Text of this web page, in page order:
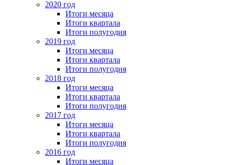
2020 год
Итоги месяца
Итоги квартала
Итоги полугодия
2019 год
Итоги месяца
Итоги квартала
Итоги полугодия
2018 год
Итоги месяца
Итоги квартала
Итоги полугодия
2017 год
Итоги месяца
Итоги квартала
Итоги полугодия
2016 год
Итоги месяца